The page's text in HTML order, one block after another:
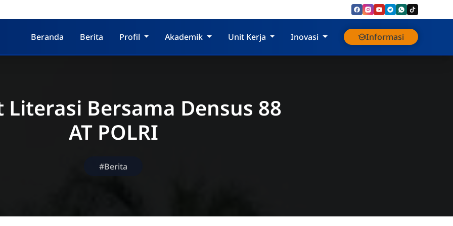
Beranda Berita Profil Akademik Unit Kerja Inovasi Informasi
Literasi Bersama Densus 88
AT POLRI
#Berita